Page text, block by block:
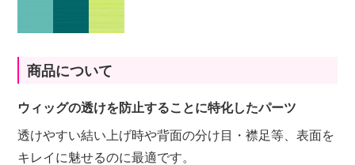
商品について
ウィッグの透けを防止することに特化したパーツ
透けやすい結い上げ時や背面の分け目・襟足等、表面を
キレイに魅せるのに最適です。